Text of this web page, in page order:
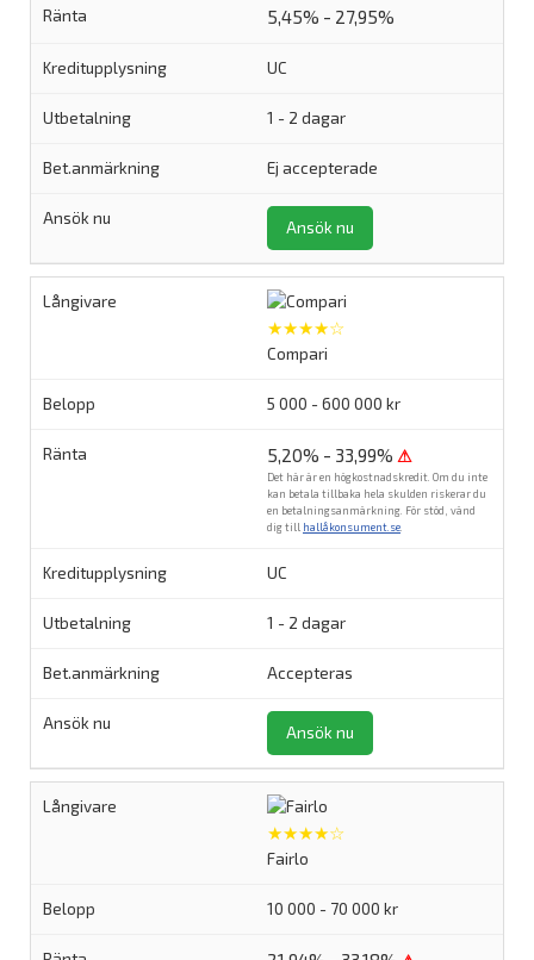
5,45% - 27,95%
UC
1 - 2 dagar
Ej accepterade
Ansök nu
★★★★☆
Compari
5 000 - 600 000 kr
5,20% - 33,99% ⚠
Det här är en högkostnadskredit. Om du inte
kan betala tillbaka hela skulden riskerar du
en betalningsanmärkning. För stöd, vänd
dig till hallåkonsument.se
UC
1 - 2 dagar
Accepteras
Ansök nu
★★★★☆
Fairlo
10 000 - 70 000 kr